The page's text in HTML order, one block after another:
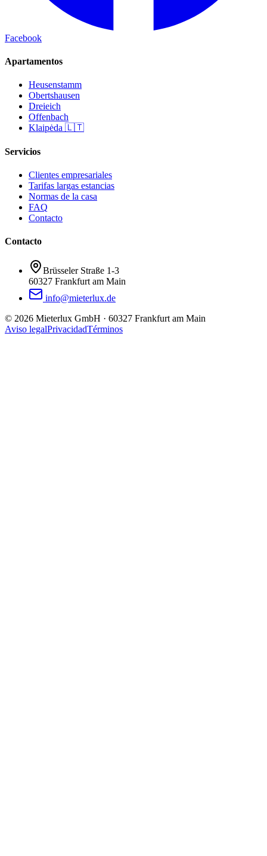
Facebook
Apartamentos
Heusenstamm
Obertshausen
Dreieich
Offenbach
Klaipėda 🇱🇹
Servicios
Clientes empresariales
Tarifas largas estancias
Normas de la casa
FAQ
Contacto
Contacto
Brüsseler Straße 1-3
60327 Frankfurt am Main
info@mieterlux.de
© 2026 Mieterlux GmbH · 60327 Frankfurt am Main
Aviso legalPrivacidadTérminos